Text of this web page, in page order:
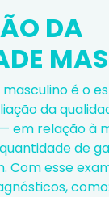
DA
é o
da
em relação à
de
Com esse
como: